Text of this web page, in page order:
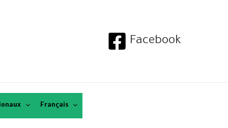
Facebook
Français